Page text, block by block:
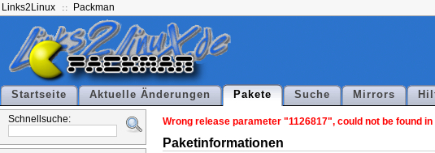
Links2Linux Packman
Startseite Aktuelle Änderungen Pakete Suche Mirrors
Schnellsuche: Wrong release parameter "1126817", could not be found
Paketinformationen